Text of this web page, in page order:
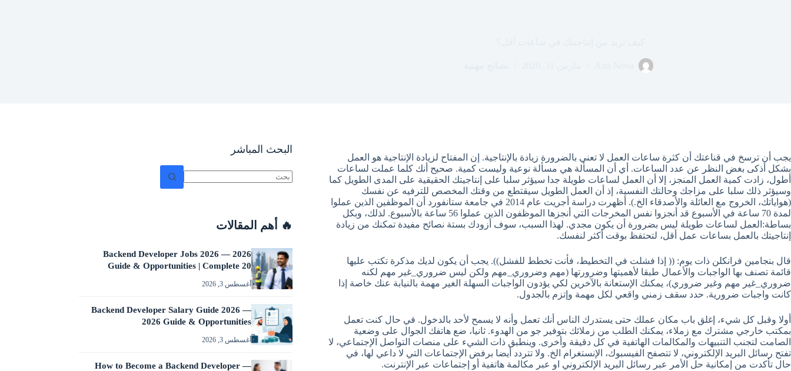
يجب أن ترسخ في قناعتك أن كثرة ساعات العمل لا تعني بالضرورة زيادة بالإنتاجية. إن المفتاح لزيادة الإنتاجية هو العمل
بشكل أذكى بغض النظر عن عدد الساعات. أي أن المسألة هي مسألة نوعية وليست كمية. صحيح أنك كلما عملت لساعات
أطول، زادت كمية العمل المنجز، إلا أن العمل لساعات طويلة جدا سيؤثر سلبا على إنتاجيتك الحقيقية على المدى الطويل كما
وسيؤثر ذلك سلبا على مزاجك وحالتك النفسية، إذ أن العمل الطويل سيقتطع من وقتك المخصص للترفيه عن نفسك
(هواياتك، الخروج مع العائلة والأصدقاء الخ.). أظهرت دراسة أجريت عام 2014 في جامعة ستانفورد أن الموظفين الذين عملوا
لمدة 70 ساعة في الأسبوع قد أنجزوا نفس المخرجات التي أنجزها الموظفون الذين عملوا 56 ساعة بالأسبوع. لذلك، وبكل
بساطة:العمل لساعات طويلة ليس بضرورة أن يكون مجدي. لهذا السبب، سوف أزودك بستة نصائح مفيدة تمكنك من زيادة
إنتاجيتك بالعمل بساعات عمل أقل، لتحتفظ بوقت أكثر لنفسك.
قال بنجامين فرانكلن ذات يوم: (( إذا فشلت في التخطيط، فأنت تخطط للفشل)). يجب أن يكون لديك مذكرة تكتب عليها
قائمة تصنف بها الواجبات والأعمال طبقا لأهميتها وضرورتها (مهم وضروري_مهم ولكن ليس ضروري_غير مهم لكنه
ضروري_غير مهم وغير ضروري)، يمكنك الإستعانة بالآخرين لكي يؤدون الواجبات السهلة الغير مهمة بالنيابة عنك خاصة إذا
كانت واجبات ضرورية. حدد سقف زمني واقعي لكل مهمة وإتزم بالجدول.
أولا وقبل كل شيء، إغلق باب مكان عملك حتى يستدرك الناس أنك تعمل وأنه لا يسمح لأحد بالدخول. في حال كنت تعمل
بمكتب خارجي مشترك مع زملاء، يمكنك الطلب من زملائك بتوفير جو من الهدوء. ثانيا، ضع هاتفك الجوال على وضعية
الصامت لتجنب التنبيهات والمكالمات الهاتفية في كل دقيقة وأخرى. وينطبق ذات الشيء على منصات التواصل الإجتماعي، لا
تفتح رسائل البريد الإلكتروني، لا تتصفح الفيسبوك، الإنستغرام الخ. ولا تتردد أيضا برفض الإجتماعات التي لا داعي لها، في
حال تأكدت من إمكانية حل الأمر عبر رسائل البريد الإلكتروني او عبر مكالمة هاتفية أو إجتماعات عبر الإنترنت.
البحث المباشر
نتائج
🔥 أهم المقالات
Backend Developer Jobs 2026 — 2026
Guide & Opportunities | Complete 20
أغسطس 3, 2026
Backend Developer Salary Guide 2026 —
2026 Guide & Opportunities
أغسطس 3, 2026
How to Become a Backend Developer —